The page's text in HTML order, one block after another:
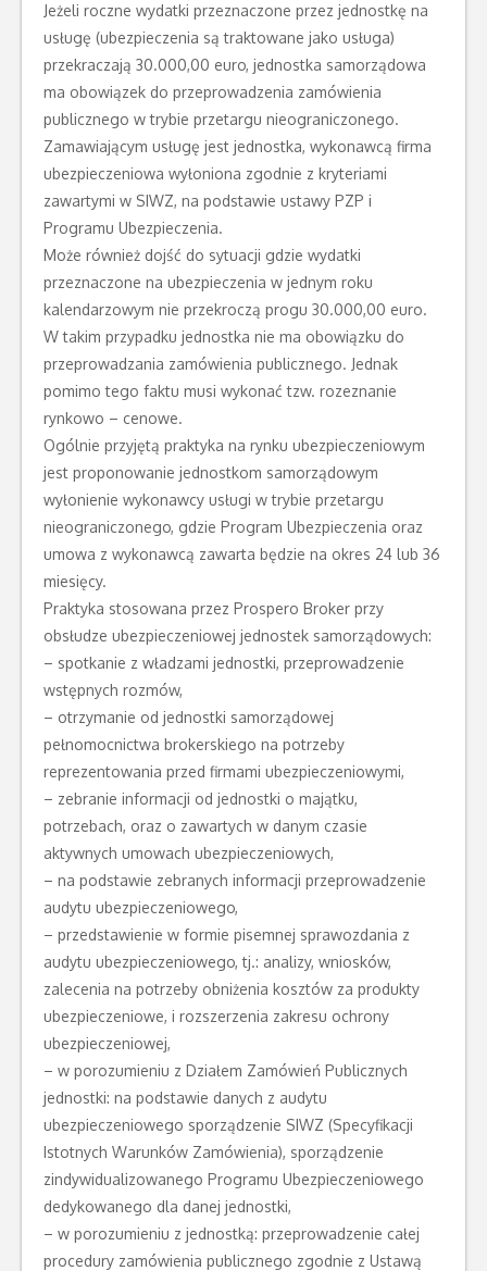
Jeżeli roczne wydatki przeznaczone przez jednostkę na
usługę (ubezpieczenia są traktowane jako usługa)
przekraczają 30.000,00 euro, jednostka samorządowa
ma obowiązek do przeprowadzenia zamówienia
publicznego w trybie przetargu nieograniczonego.
Zamawiającym usługę jest jednostka, wykonawcą firma
ubezpieczeniowa wyłoniona zgodnie z kryteriami
zawartymi w SIWZ, na podstawie ustawy PZP i
Programu Ubezpieczenia.
Może również dojść do sytuacji gdzie wydatki
przeznaczone na ubezpieczenia w jednym roku
kalendarzowym nie przekroczą progu 30.000,00 euro.
W takim przypadku jednostka nie ma obowiązku do
przeprowadzania zamówienia publicznego. Jednak
pomimo tego faktu musi wykonać tzw. rozeznanie
rynkowo – cenowe.
Ogólnie przyjętą praktyka na rynku ubezpieczeniowym
jest proponowanie jednostkom samorządowym
wyłonienie wykonawcy usługi w trybie przetargu
nieograniczonego, gdzie Program Ubezpieczenia oraz
umowa z wykonawcą zawarta będzie na okres 24 lub 36
miesięcy.
Praktyka stosowana przez Prospero Broker przy
obsłudze ubezpieczeniowej jednostek samorządowych:
– spotkanie z władzami jednostki, przeprowadzenie
wstępnych rozmów,
– otrzymanie od jednostki samorządowej
pełnomocnictwa brokerskiego na potrzeby
reprezentowania przed firmami ubezpieczeniowymi,
– zebranie informacji od jednostki o majątku,
potrzebach, oraz o zawartych w danym czasie
aktywnych umowach ubezpieczeniowych,
– na podstawie zebranych informacji przeprowadzenie
audytu ubezpieczeniowego,
– przedstawienie w formie pisemnej sprawozdania z
audytu ubezpieczeniowego, tj.: analizy, wniosków,
zalecenia na potrzeby obniżenia kosztów za produkty
ubezpieczeniowe, i rozszerzenia zakresu ochrony
ubezpieczeniowej,
– w porozumieniu z Działem Zamówień Publicznych
jednostki: na podstawie danych z audytu
ubezpieczeniowego sporządzenie SIWZ (Specyfikacji
Istotnych Warunków Zamówienia), sporządzenie
zindywidualizowanego Programu Ubezpieczeniowego
dedykowanego dla danej jednostki,
– w porozumieniu z jednostką: przeprowadzenie całej
procedury zamówienia publicznego zgodnie z Ustawą